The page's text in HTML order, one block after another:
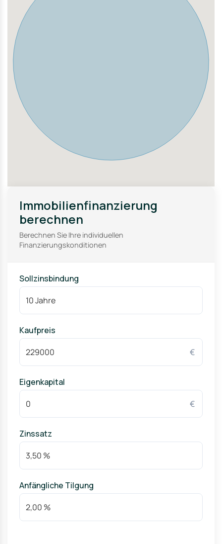
Verkehrsanbindung: Gute ÖPNV-Anbindung, schnelle
Erreichbarkeit der Autobahn
Diese Lage vereint Natur, Ruhe und gute Infrastruktur –
ideal für alle, die Erholung und Alltag perfekt verbinden
möchten.
Immobilienfinanzierung
berechnen
Berechnen Sie Ihre individuellen
Finanzierungskonditionen
Sollzinsbindung
Kaufpreis
€
Eigenkapital
€
Zinssatz
Anfängliche Tilgung